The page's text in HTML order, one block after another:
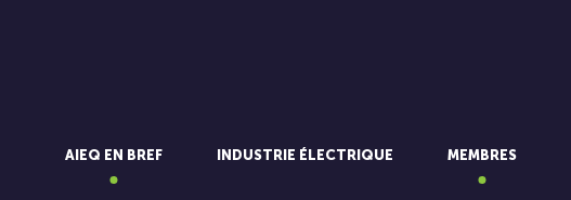
AIEQ EN BREF INDUSTRIE ÉLECTRIQUE MEMBRES